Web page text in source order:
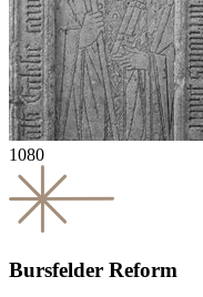
1080
Bursfelder Reform